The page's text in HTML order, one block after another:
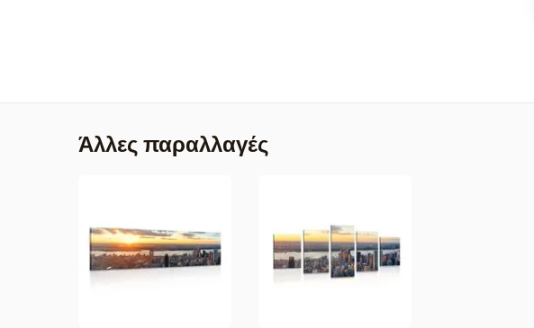
Άλλες παραλλαγές